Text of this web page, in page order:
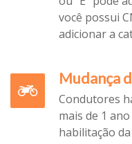
você possui
adicionar a
Mudança
Condutores
mais de 1
habilitação